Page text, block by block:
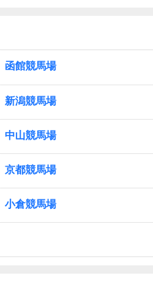
函館競馬場
新潟競馬場
中山競馬場
京都競馬場
小倉競馬場